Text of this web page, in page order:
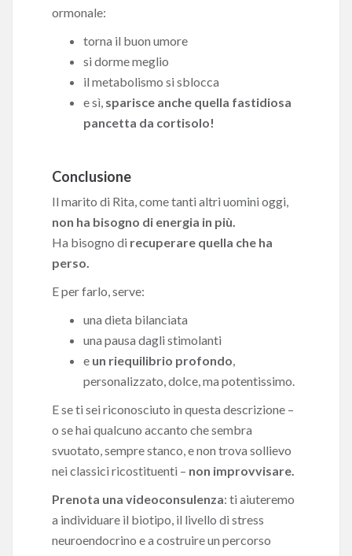
ormonale:
torna il buon umore
si dorme meglio
il metabolismo si sblocca
e sì, sparisce anche quella fastidiosa
pancetta da cortisolo!
Conclusione
Il marito di Rita, come tanti altri uomini oggi,
non ha bisogno di energia in più.
Ha bisogno di recuperare quella che ha
perso.
E per farlo, serve:
una dieta bilanciata
una pausa dagli stimolanti
e un riequilibrio profondo,
personalizzato, dolce, ma potentissimo.
E se ti sei riconosciuto in questa descrizione –
o se hai qualcuno accanto che sembra
svuotato, sempre stanco, e non trova sollievo
nei classici ricostituenti – non improvvisare.
Prenota una videoconsulenza: ti aiuteremo
a individuare il biotipo, il livello di stress
neuroendocrino e a costruire un percorso